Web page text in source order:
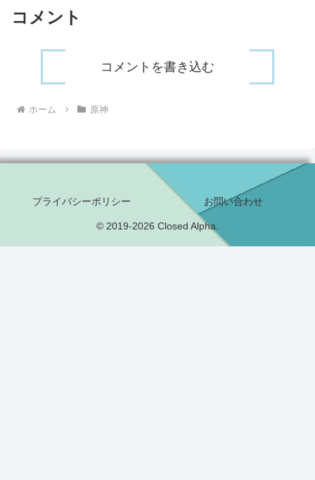
コメント
コメントを書き込む
ホーム 原神
プライバシーポリシー お問い合わせ
© 2019-2026 Closed Alpha.